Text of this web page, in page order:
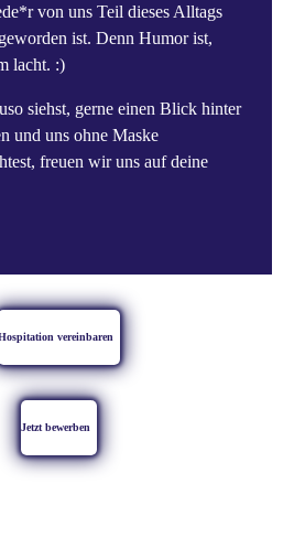
von uns Teil dieses Alltags
ist. Denn Humor ist,
lacht. :)
siehst, gerne einen Blick hinter
und uns ohne Maske
freuen wir uns auf deine
vereinbaren
Jetzt bewerben